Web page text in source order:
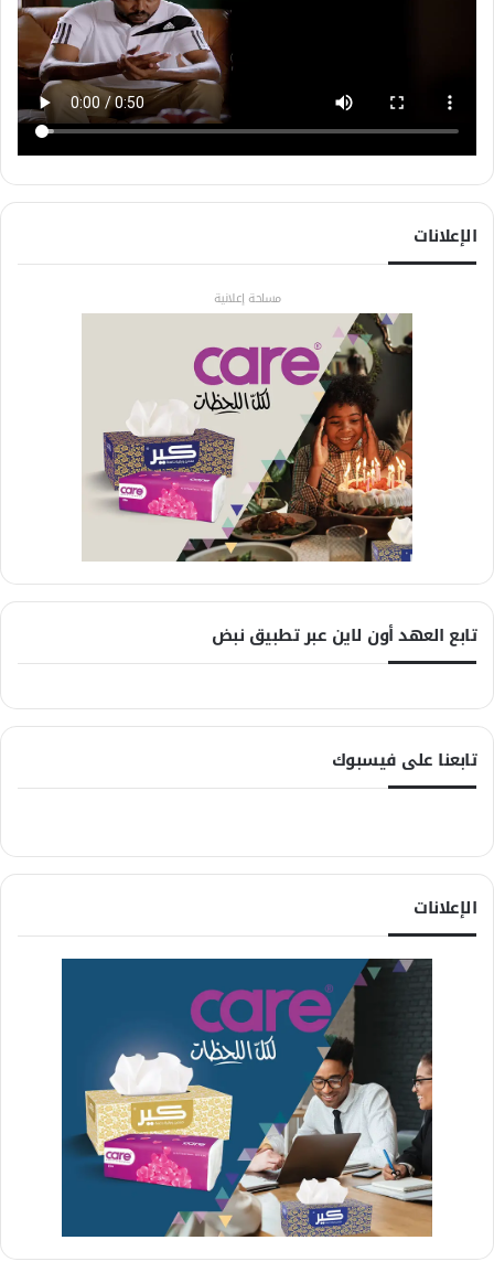
الإعلانات
مساحة إعلانية
تابع العهد أون لاين عبر تطبيق نبض
تابعنا على فيسبوك
الإعلانات